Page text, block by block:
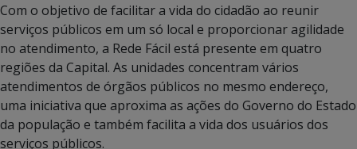
Com o objetivo de facilitar a vida do cidadão ao reunir
serviços públicos em um só local e proporcionar agilidade
no atendimento, a Rede Fácil está presente em quatro
regiões da Capital. As unidades concentram vários
atendimentos de órgãos públicos no mesmo endereço,
uma iniciativa que aproxima as ações do Governo do Estado
da população e também facilita a vida dos usuários dos
serviços públicos.